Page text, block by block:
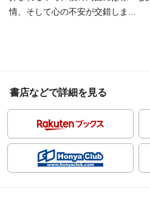
情、そして心の不安が交錯しま...
書店などで詳細を見る